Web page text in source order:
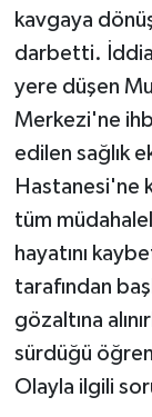
kavgaya
darbetti.
yere düşen
Merkezi'ne
edilen sağlık
Hastanesi'ne
tüm
hayatını
tarafından
gözaltına
sürdüğü
Olayla ilgili